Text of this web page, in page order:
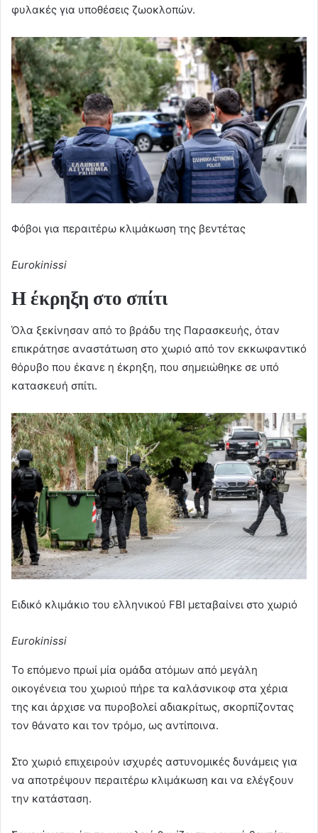
φυλακές για υποθέσεις ζωοκλοπών.
Φόβοι για περαιτέρω κλιμάκωση της βεντέτας
Eurokinissi
Η έκρηξη στο σπίτι
Όλα ξεκίνησαν από το βράδυ της Παρασκευής, όταν
επικράτησε αναστάτωση στο χωριό από τον εκκωφαντικό
θόρυβο που έκανε η έκρηξη, που σημειώθηκε σε υπό
κατασκευή σπίτι.
Ειδικό κλιμάκιο του ελληνικού FBI μεταβαίνει στο χωριό
Eurokinissi
Το επόμενο πρωί μία ομάδα ατόμων από μεγάλη
οικογένεια του χωριού πήρε τα καλάσνικοφ στα χέρια
της και άρχισε να πυροβολεί αδιακρίτως, σκορπίζοντας
τον θάνατο και τον τρόμο, ως αντίποινα.
Στο χωριό επιχειρούν ισχυρές αστυνομικές δυνάμεις για
να αποτρέψουν περαιτέρω κλιμάκωση και να ελέγξουν
την κατάσταση.